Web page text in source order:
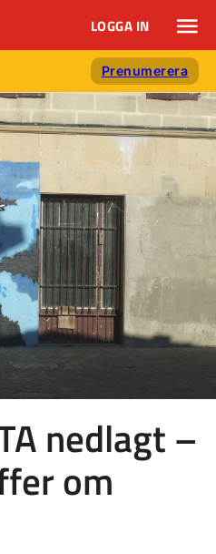
LOGGA IN
Prenumerera
nedlagt –
om